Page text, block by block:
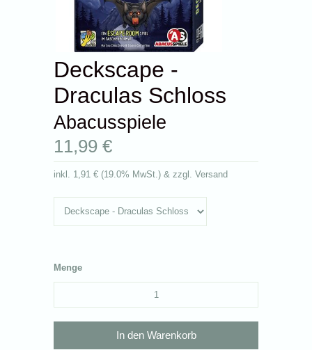
Deckscape -
Draculas Schloss
Abacusspiele
11,99 €
inkl. 1,91 € (19.0% MwSt.) & zzgl. Versand
Menge